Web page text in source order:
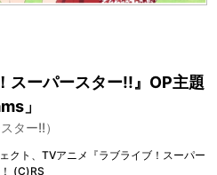
スーパースター!!』OP主題
」
ター!!）
クト、TVアニメ『ラブライブ！スーパー
(C)RS